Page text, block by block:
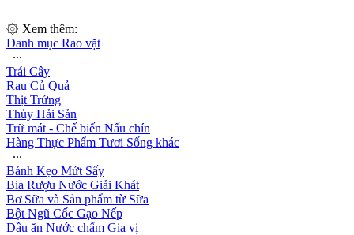
۞ Xem thêm:
Danh mục Rao vặt
∙∙∙
Trái Cây
Rau Củ Quả
Thịt Trứng
Thủy Hải Sản
Trữ mát - Chế biến Nấu chín
Hàng Thực Phẩm Tươi Sống khác
∙∙∙
Bánh Kẹo Mứt Sấy
Bia Rượu Nước Giải Khát
Bơ Sữa và Sản phẩm từ Sữa
Bột Ngũ Cốc Gạo Nếp
Dầu ăn Nước chấm Gia vị